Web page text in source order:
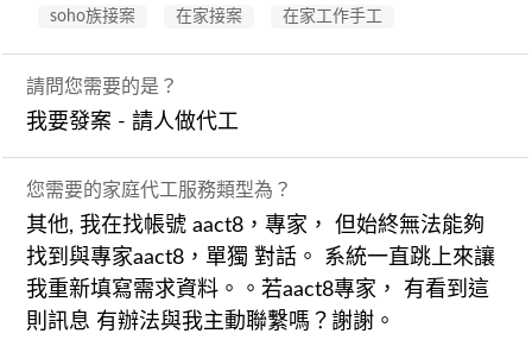
soho族接案 在家接案 在家工作手工
請問您需要的是？
我要發案 - 請人做代工
您需要的家庭代工服務類型為？
其他, 我在找帳號 aact8，專家， 但始終無法能夠
找到與專家aact8，單獨 對話。 系統一直跳上來讓
我重新填寫需求資料。。若aact8專家， 有看到這
則訊息 有辦法與我主動聯繫嗎？謝謝。